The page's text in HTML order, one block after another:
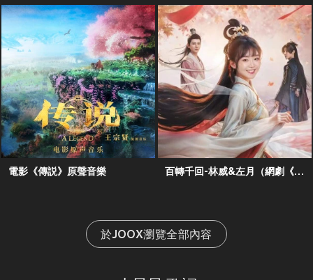
電影《傳説》原聲音樂 百轉千回-林威&左月（網劇《花青歌》主題曲）
於JOOX瀏覽全部內容